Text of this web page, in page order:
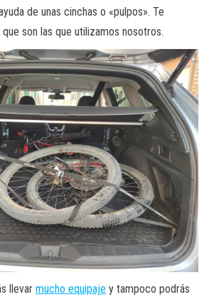
de unas cinchas o «pulpos». Te
que son las que utilizamos nosotros.
llevar mucho equipaje y tampoco podrás